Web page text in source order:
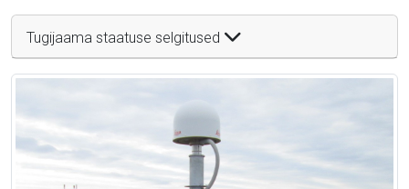
Tugijaama staatuse selgitused